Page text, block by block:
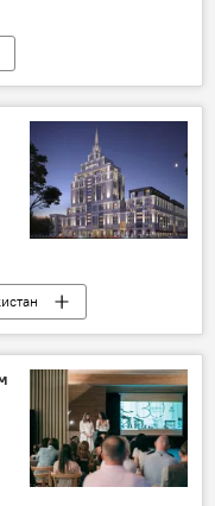
визит